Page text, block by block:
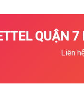
QUẬN
Liên